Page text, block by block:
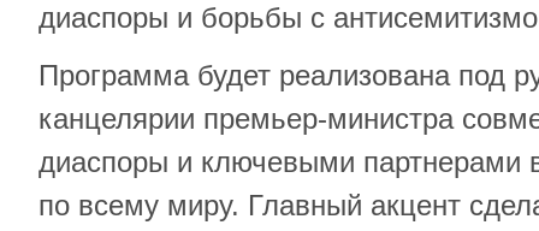
диаспоры и борьбы с
Программа будет реализована под
канцелярии премьер-министра
диаспоры и ключевыми партнерами
по всему миру. Главный акцент